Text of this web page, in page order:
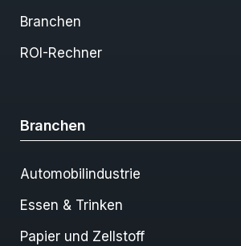
Branchen
ROI-Rechner
Branchen
Automobilindustrie
Essen & Trinken
Papier und Zellstoff